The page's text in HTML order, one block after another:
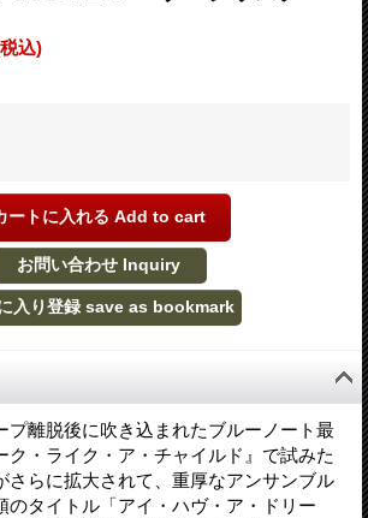
込)
離脱後に吹き込まれたブルーノート最
ク・ライク・ア・チャイルド』で試みた
さらに拡大されて、重厚なアンサンブル
のタイトル「アイ・ハヴ・ア・ドリー